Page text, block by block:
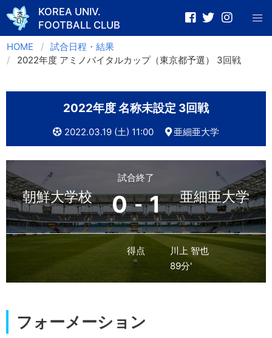
Skip
to
content
KOREA UNIV.
FOOTBALL CLUB
HOME
試合日程・結果
2022年度 アミノバイタルカップ（東京都予選） 3回戦
2022年度 名称未設定 3回戦
2022.03.19 (土) 11:00 亜細亜大学
朝鮮大学校
試合終了
0 - 1 亜細亜大学
得点
川上 智也
89分'
フォーメーション